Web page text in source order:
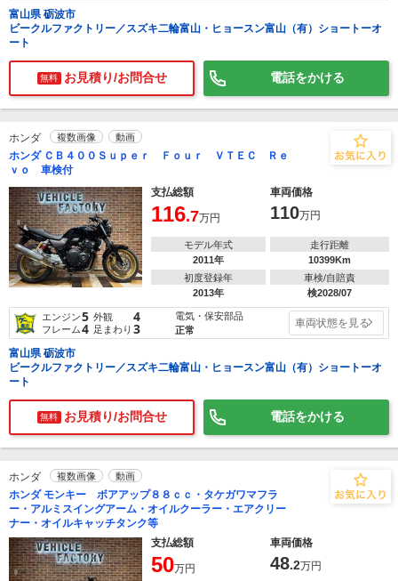
富山県 砺波市
ビークルファクトリー／スズキ二輪富山・ヒョースン富山（有）ショートーオ
ート
無料 お見積り/お問合せ 電話をかける
ホンダ 複数画像 動画
ホンダ ＣＢ４００Ｓｕｐｅｒ Ｆｏｕｒ ＶＴＥＣ Ｒｅ
ｖｏ 車検付
支払総額
車両価格
116.7万円 110万円
モデル年式
2011年
走行距離
10399Km
初度登録年
2013年
車検/自賠責
検2028/07
エンジン5 外観 4
フレーム4 足まわり 3
電気・保安部品
正常
車両状態を見る
富山県 砺波市
ビークルファクトリー／スズキ二輪富山・ヒョースン富山（有）ショートーオ
ート
無料 お見積り/お問合せ 電話をかける
ホンダ 複数画像 動画
ホンダ モンキー ボアアップ８８ｃｃ・タケガワマフラ
ー・アルミスイングアーム・オイルクーラー・エアクリー
ナー・オイルキャッチタンク等
支払総額
車両価格
50万円 48.2万円